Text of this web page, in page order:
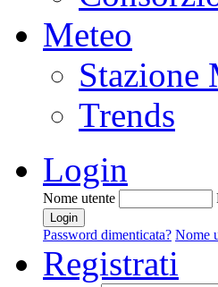
Meteo
Stazione
Trends
Login
Nome utente
Password dimenticata? Nome
Registrati